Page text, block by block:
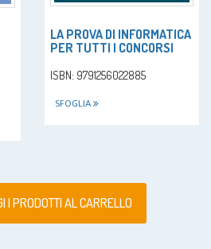
LA PROVA DI INFORMATICA
PER TUTTI I CONCORSI
ISBN: 9791256022885
SFOGLIA
I PRODOTTI AL CARRELLO